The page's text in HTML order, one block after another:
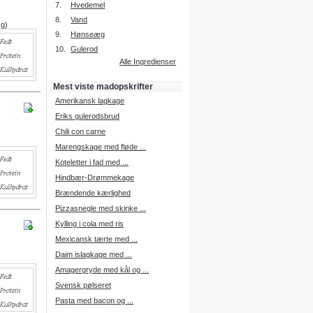
Intelligent søgning
Få foreslået opskrifter.
Prøv vores nye "Foreslå
Læs mere her.
Vi har nu oprettet et mad forum,
hvor i kan dele jeres erfaringer.
Log på med dine oplysninger fra
Madopskrifter.nu.
Gå til forum
Indkøbsliste på SMS
på SMS.
For at benytte SMS funktionen,
7.
Hvedemel
8.
Vand
9.
Hønseæg
10.
Gulerod
Alle Ingredienser
Mest viste madopskrifter
Amerikansk lagkage
Eriks gulerodsbrud
Chili con carne
Marengskage med fløde ...
Koteletter i fad med ...
Hindbær-Drømmekage
Brændende kærlighed
Pizzasnegle med skinke ...
Kylling i cola med ris
Mexicansk tærte med ...
Daim islagkage med ...
Amagergryde med kål og ...
Svensk pølseret
Pasta med bacon og ...